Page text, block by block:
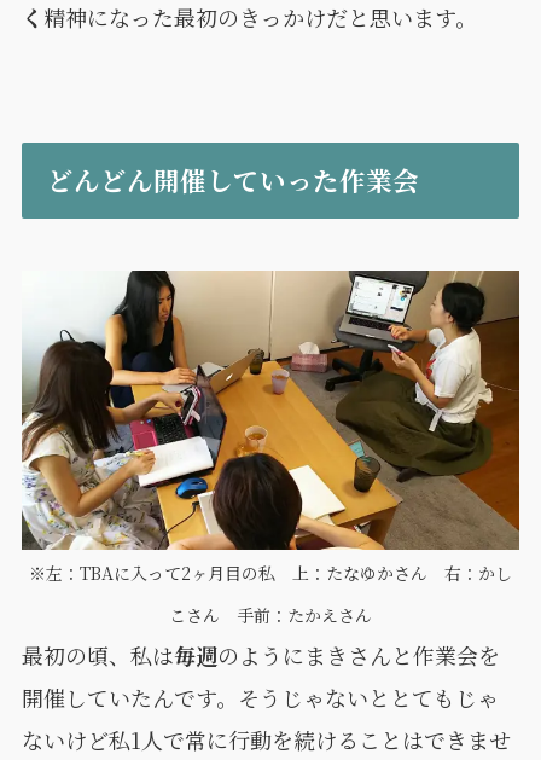
く 精神になった最初のきっかけだと思います。
どんどん開催していった作業会
※左：TBAに入って2ヶ月目の私 上：たなゆかさん 右：かし
こさん 手前：たかえさん
最初の頃、私は毎週のようにまきさんと作業会を
開催していたんです。そうじゃないととてもじゃ
ないけど私1人で常に行動を続けることはできませ